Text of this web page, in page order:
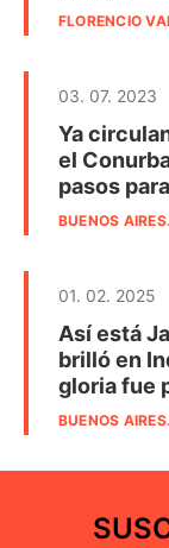
FLORENCIO
03. 07. 2023
Ya
el
pasos
BUENOS AIRES
01. 02. 2025
Así está
brilló en
gloria fue
BUENOS AIRES